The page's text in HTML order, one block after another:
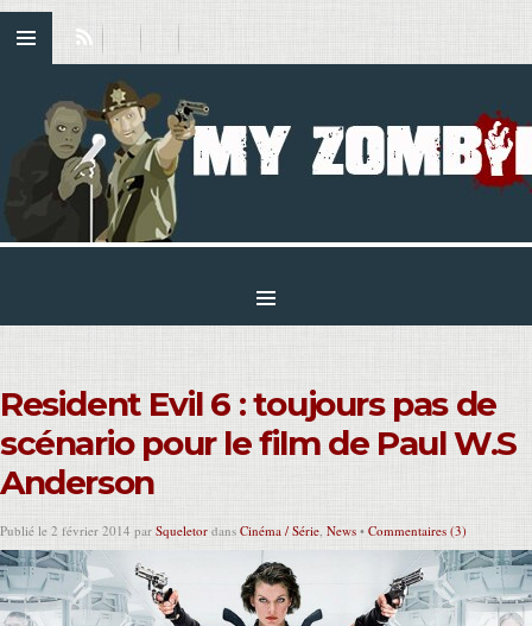
Resident Evil 6 : toujours pas de
scénario pour le film de Paul W.S
Anderson
Publié le 2 février 2014 par Squeletor dans Cinéma / Série, News • Commentaires (3)